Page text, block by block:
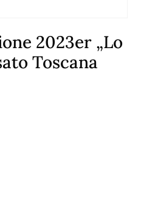
2023er „Lo
Toscana